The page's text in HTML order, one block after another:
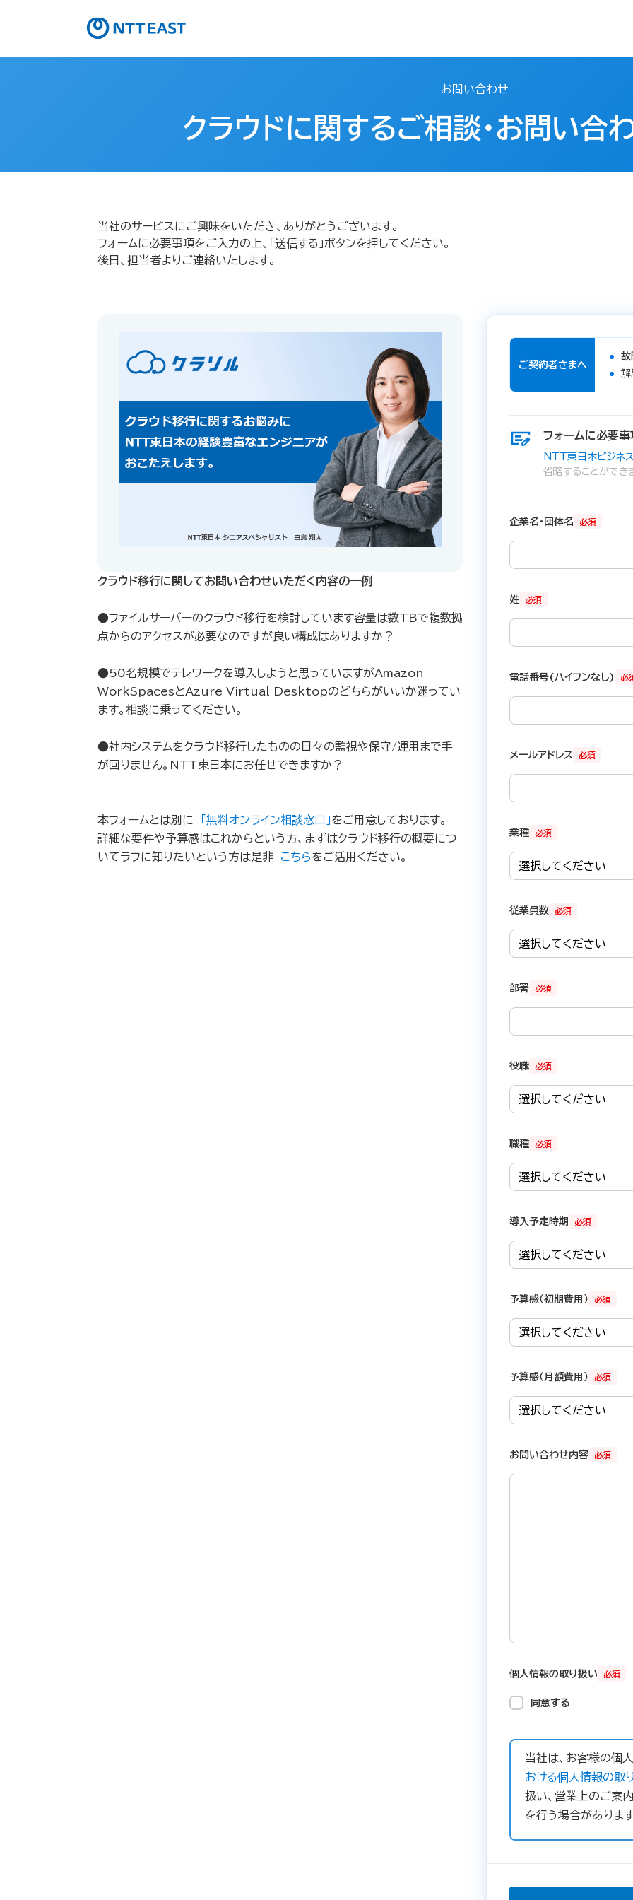
お問い合わせ
クラウドに関するご相談・お問い合
当社のサービスにご興味をいただき、ありがとうございます。
フォームに必要事項をご入力の上、「送信する」ボタンを押してください。
後日、担当者よりご連絡いたします。
クラウド移行に関してお問い合わせいただく内容の一例​
●ファイルサーバーのクラウド移行を検討しています容量は数TBで複数拠
点からのアクセスが必要なのですが良い構成はありますか？
●50名規模でテレワークを導入しようと思っていますがAmazon
WorkSpacesとAzure Virtual Desktopのどちらがいいか迷ってい
ます。相談に乗ってください。
●社内システムをクラウド移行したものの日々の監視や保守/運用まで手
が回りません。NTT東日本にお任せできますか？
本フォームとは別に 「無料オンライン相談窓口」をご用意しております。
詳細な要件や予算感はこれからという方、まずはクラウド移行の概要につ
いてラフに知りたいという方は是非
こちらをご活用ください。
ご契約者さまへ
故
解
フォームに必要
NTT東日本ビジネ
省略することができ
必須
企業名・団体名
必須
姓
必
電話番号(ハイフンなし)
必須
メールアドレス
必須
業種
必須
従業員数
必須
部署
必須
役職
必須
職種
必須
導入予定時期
必須
予算感（初期費用）
必須
予算感（月額費用）
必須
お問い合わせ内容
必須
個人情報の取り扱い
同意する
当社は、お客様の個
おける個人情報の取
扱い、営業上のご案内
を行う場合があります